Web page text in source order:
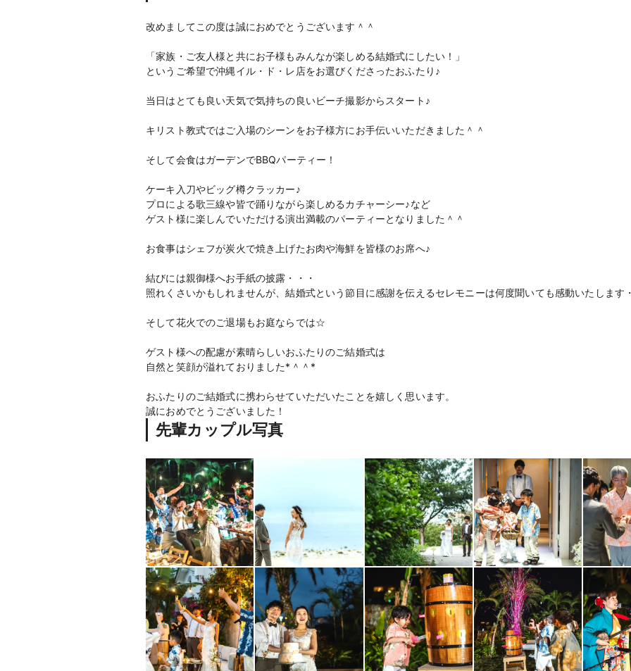
改めましてこの度は誠におめでとうございます＾＾
「家族・ご友人様と共にお子様もみんなが楽しめる結婚式にしたい！」
というご希望で沖縄イル・ド・レ店をお選びくださったおふたり♪
当日はとても良い天気で気持ちの良いビーチ撮影からスタート♪
キリスト教式ではご入場のシーンをお子様方にお手伝いいただきました＾＾
そして会食はガーデンでBBQパーティー！
ケーキ入刀やビッグ樽クラッカー♪
プロによる歌三線や皆で踊りながら楽しめるカチャーシー♪など
ゲスト様に楽しんでいただける演出満載のパーティーとなりました＾＾
お食事はシェフが炭火で焼き上げたお肉や海鮮を皆様のお席へ♪
結びには親御様へお手紙の披露・・・
照れくさいかもしれませんが、結婚式という節目に感謝を伝えるセレモニーは何度聞いても感動いたしま
そして花火でのご退場もお庭ならでは☆
ゲスト様への配慮が素晴らしいおふたりのご結婚式は
自然と笑顔が溢れておりました*＾＾*
おふたりのご結婚式に携わらせていただいたことを嬉しく思います。
誠におめでとうございました！
先輩カップル写真